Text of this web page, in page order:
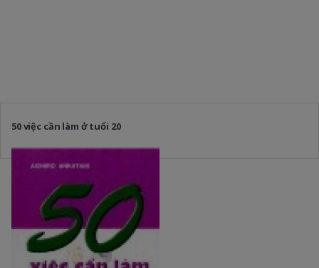
50 việc cần làm ở tuổi 20